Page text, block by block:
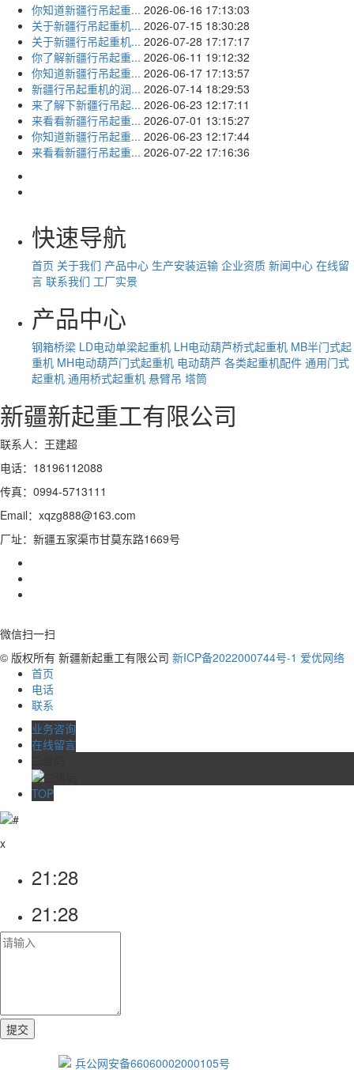
你知道新疆行吊起重... 2026-06-16 17:13:03
关于新疆行吊起重机... 2026-07-15 18:30:28
关于新疆行吊起重机... 2026-07-28 17:17:17
你了解新疆行吊起重... 2026-06-11 19:12:32
你知道新疆行吊起重... 2026-06-17 17:13:57
新疆行吊起重机的润... 2026-07-14 18:29:53
来了解下新疆行吊起... 2026-06-23 12:17:11
来看看新疆行吊起重... 2026-07-01 13:15:27
你知道新疆行吊起重... 2026-06-23 12:17:44
来看看新疆行吊起重... 2026-07-22 17:16:36
快速导航
首页 关于我们 产品中心 生产安装运输 企业资质 新闻中心 在线留
言 联系我们 工厂实景
产品中心
钢箱桥梁 LD电动单梁起重机 LH电动葫芦桥式起重机 MB半门式起
重机 MH电动葫芦门式起重机 电动葫芦 各类起重机配件 通用门式
起重机 通用桥式起重机 悬臂吊 塔筒
新疆新起重工有限公司
联系人：王建超
电话：18196112088
传真：0994-5713111
Email：xqzg888@163.com
厂址：新疆五家渠市甘莫东路1669号
微信扫一扫
© 版权所有 新疆新起重工有限公司 新ICP备2022000744号-1 爱优网络
首页
电话
联系
业务咨询
在线留言
TOP
x
21:28
21:28
兵公网安备66060002000105号